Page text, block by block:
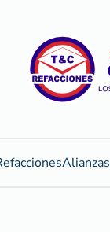
Alianzas